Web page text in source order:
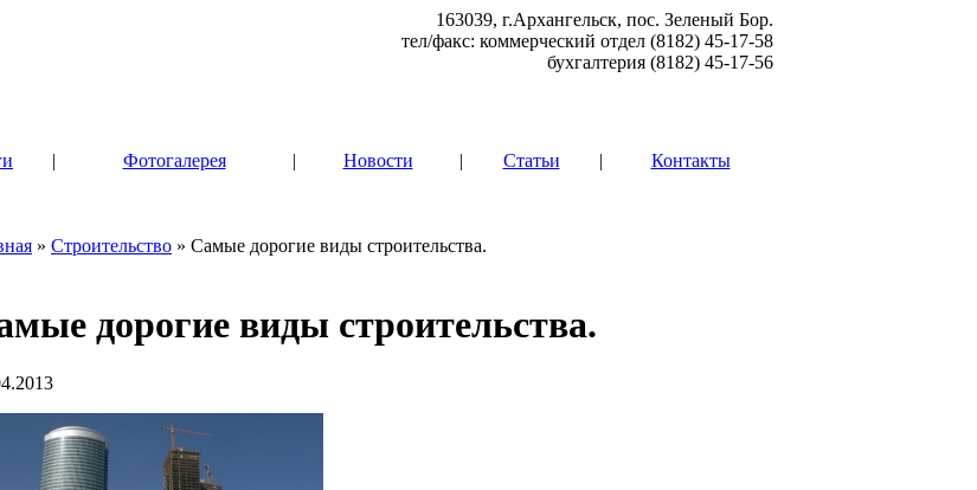
163039, г.Архангельск, пос. Зеленый Бор.
тел/факс: коммерческий отдел (8182) 45-17-58
бухгалтерия (8182) 45-17-56
| Фотогалерея | Новости | Статьи | Контакты
» Строительство » Самые дорогие виды строительства.
дорогие виды строительства.